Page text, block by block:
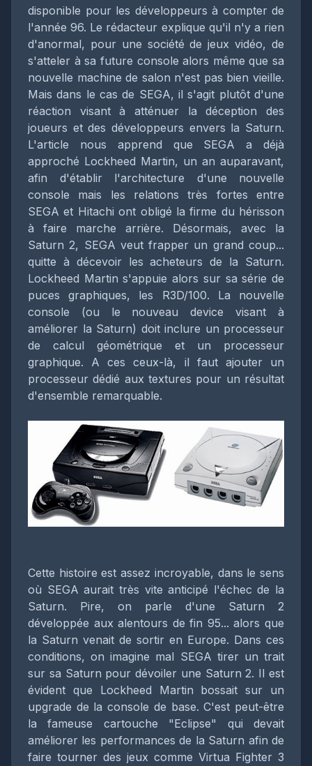
disponible pour les développeurs à compter de
l'année 96. Le rédacteur explique qu'il n'y a rien
d'anormal, pour une société de jeux vidéo, de
s'atteler à sa future console alors même que sa
nouvelle machine de salon n'est pas bien vieille.
Mais dans le cas de SEGA, il s'agit plutôt d'une
réaction visant à atténuer la déception des
joueurs et des développeurs envers la Saturn.
L'article nous apprend que SEGA a déjà
approché Lockheed Martin, un an auparavant,
afin d'établir l'architecture d'une nouvelle
console mais les relations très fortes entre
SEGA et Hitachi ont obligé la firme du hérisson
à faire marche arrière. Désormais, avec la
Saturn 2, SEGA veut frapper un grand coup...
quitte à décevoir les acheteurs de la Saturn.
Lockheed Martin s'appuie alors sur sa série de
puces graphiques, les R3D/100. La nouvelle
console (ou le nouveau device visant à
améliorer la Saturn) doit inclure un processeur
de calcul géométrique et un processeur
graphique. A ces ceux-là, il faut ajouter un
processeur dédié aux textures pour un résultat
d'ensemble remarquable.
Cette histoire est assez incroyable, dans le sens
où SEGA aurait très vite anticipé l'échec de la
Saturn. Pire, on parle d'une Saturn 2
développée aux alentours de fin 95... alors que
la Saturn venait de sortir en Europe. Dans ces
conditions, on imagine mal SEGA tirer un trait
sur sa Saturn pour dévoiler une Saturn 2. Il est
évident que Lockheed Martin bossait sur un
upgrade de la console de base. C'est peut-être
la fameuse cartouche "Eclipse" qui devait
améliorer les performances de la Saturn afin de
faire tourner des jeux comme Virtua Fighter 3